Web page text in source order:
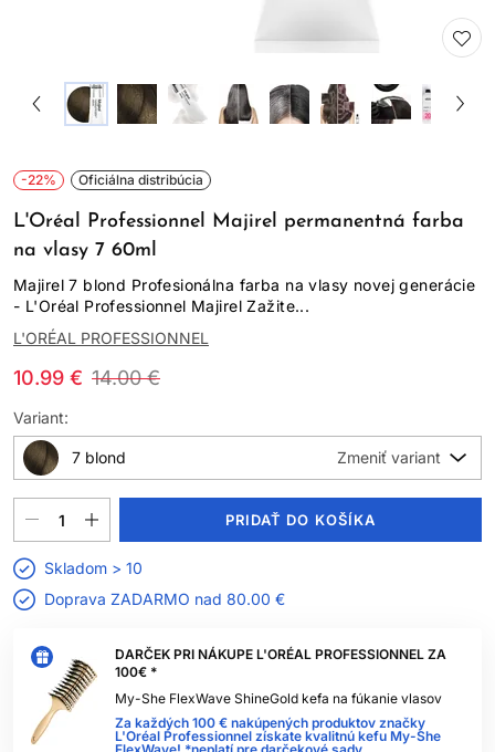
-22% Oficiálna distribúcia
L'Oréal Professionnel Majirel permanentná farba
na vlasy 7 60ml
Majirel 7 blond Profesionálna farba na vlasy novej generácie
- L'Oréal Professionnel Majirel Zažite...
L'ORÉAL PROFESSIONNEL
14.00 €
10.99 €
DARČEK PRI NÁKUPE L'ORÉAL PROFESSIONNEL ZA
100€ *
My-She FlexWave ShineGold kefa na fúkanie vlasov
Za každých 100 € nakúpených produktov značky
L'Oréal Professionnel získate kvalitnú kefu My-She
Variant:
7 blond
PRIDAŤ DO KOŠÍKA
Skladom > 10
Doprava ZADARMO nad 80.00 €